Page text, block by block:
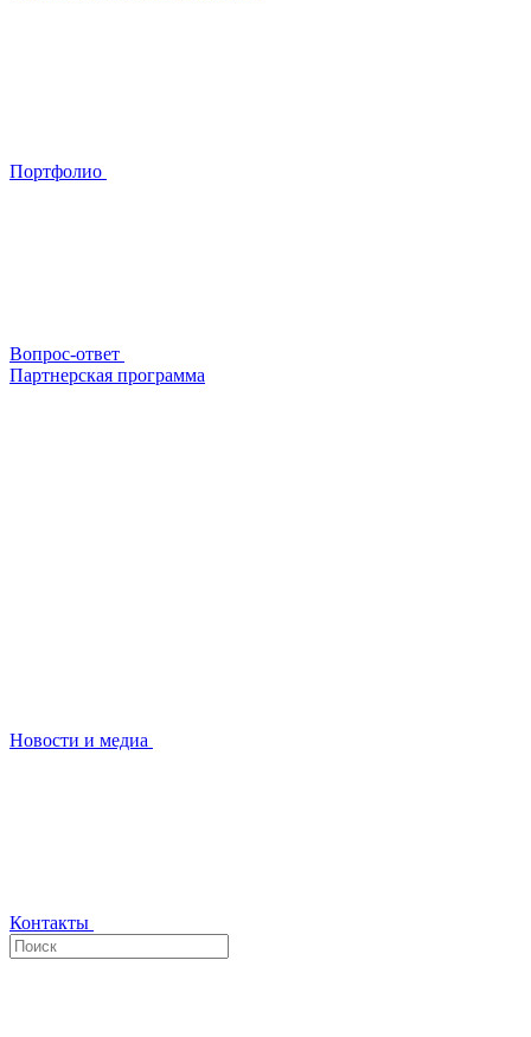
Портфолио
Вопрос-ответ
Партнерская программа
Новости и медиа
Контакты